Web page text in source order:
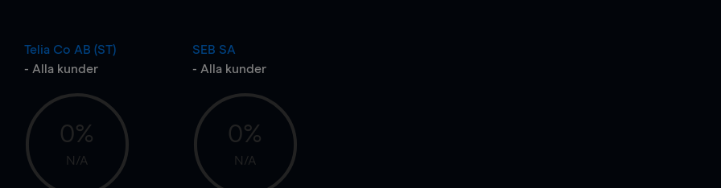
Telia Co AB (ST)
- Alla kunder
0%
N/A
SEB SA
- Alla kunder
0%
N/A